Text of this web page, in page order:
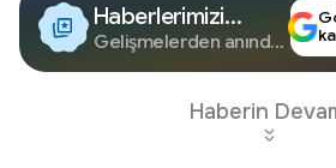
Haberlerimizi
Google'da Takip
Edin
Gelişmelerden anında
Haberin